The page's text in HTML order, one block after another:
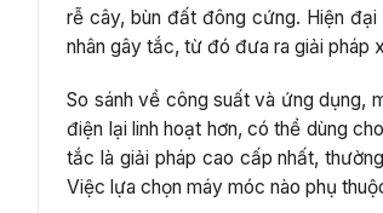
rễ cây, bùn đất đông cứng. Hiện
nhân gây tắc, từ đó đưa ra giải pháp
So sánh về công suất và ứng dụng,
điện lại linh hoạt hơn, có thể dùng
tắc là giải pháp cao cấp nhất,
Việc lựa chọn máy móc nào phụ